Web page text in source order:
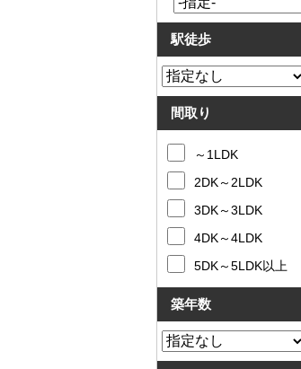
駅徒歩
間取り
～1LDK
2DK～2LDK
3DK～3LDK
4DK～4LDK
5DK～5LDK以上
築年数